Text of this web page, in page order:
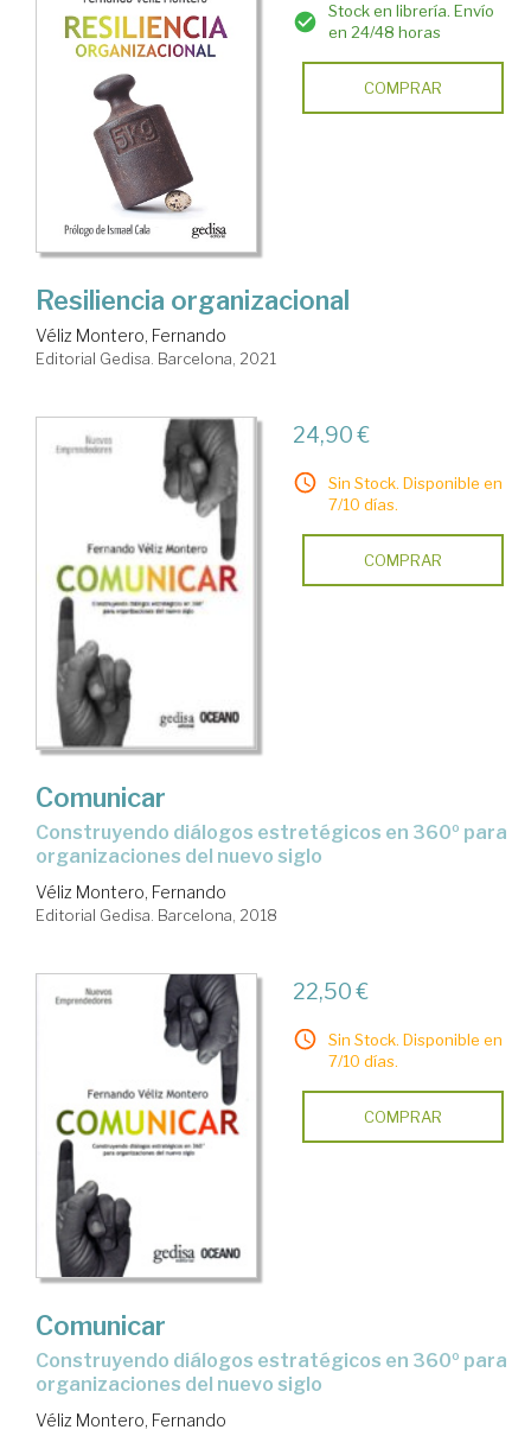
Stock en librería. Envío
en 24/48 horas
COMPRAR
Resiliencia organizacional
Véliz Montero, Fernando
Editorial Gedisa. Barcelona, 2021
24,90 €
Sin Stock. Disponible en
7/10 días.
COMPRAR
Comunicar
construyendo diálogos estretégicos en 360º para
organizaciones del nuevo siglo
Véliz Montero, Fernando
Editorial Gedisa. Barcelona, 2018
22,50 €
Sin Stock. Disponible en
7/10 días.
COMPRAR
Comunicar
construyendo diálogos estratégicos en 360º para
organizaciones del nuevo siglo
Véliz Montero, Fernando